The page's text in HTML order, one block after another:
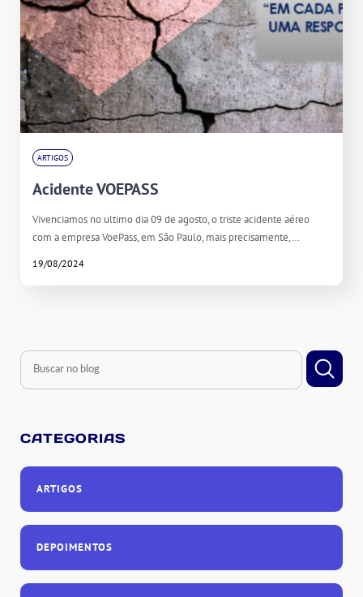
ARTIGOS
Acidente VOEPASS
Vivenciamos no ultimo dia 09 de agosto, o triste acidente aéreo
com a empresa VoePass, em São Paulo, mais precisamente,…
19/08/2024
CATEGORIAS
ARTIGOS
DEPOIMENTOS